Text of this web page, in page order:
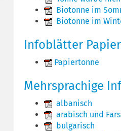
Biotonne im
Biotonne im
Infoblätter
Papiertonne
Mehrsprachige
albanisch
arabisch und
bulgarisch